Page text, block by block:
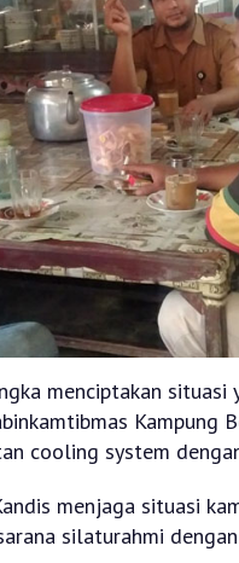
menciptakan situasi
Kampung
cooling system
menjaga situasi
silaturahmi